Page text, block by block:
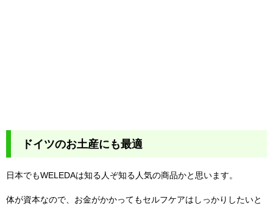
ドイツのお土産にも最適
日本でもWELEDAは知る人ぞ知る人気の商品かと思います。
体が資本なので、お金がかかってもセルフケアはしっかりしたいと